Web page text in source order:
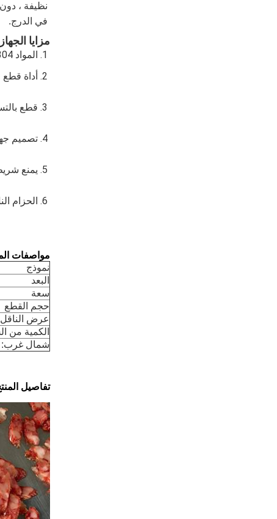
في الدرج.
مزايا
1. المواد SUS304.
2. أداة
3. قطع
4. تصميم
5. يمنع
6. الحزام
مواصفات
نموذج
البعد
سعة
حجم القطع
عرض الناقل
الكمية من
شمال غرب:
تفاصيل